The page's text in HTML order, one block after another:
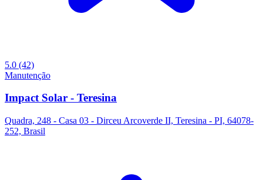
5.0 (42)
Manutenção
Impact Solar - Teresina
Quadra, 248 - Casa 03 - Dirceu Arcoverde II, Teresina - PI, 64078-
252, Brasil